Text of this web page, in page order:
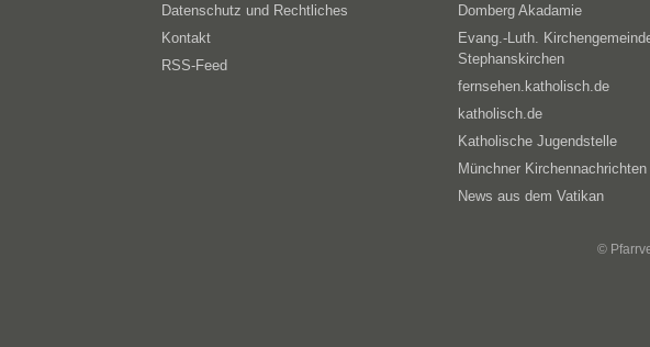
Datenschutz und Rechtliches
Kontakt
RSS-Feed
Domberg Akadamie
Evang.-Luth.
Stephanskirchen
fernsehen.katholisch.de
katholisch.de
Katholische Jugendstelle
Münchner Kirchennachrichten
News aus dem Vatikan
©